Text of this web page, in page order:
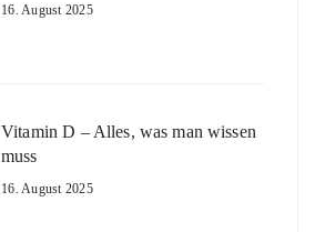
16. August 2025
Vitamin D – Alles, was man wissen
muss
16. August 2025